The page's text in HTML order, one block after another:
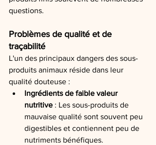
questions.
Problèmes de qualité et de
traçabilité
L'un des principaux dangers des sous-
produits animaux réside dans leur
qualité douteuse :
Ingrédients de faible valeur
nutritive : Les sous-produits de
mauvaise qualité sont souvent peu
digestibles et contiennent peu de
nutriments bénéfiques.